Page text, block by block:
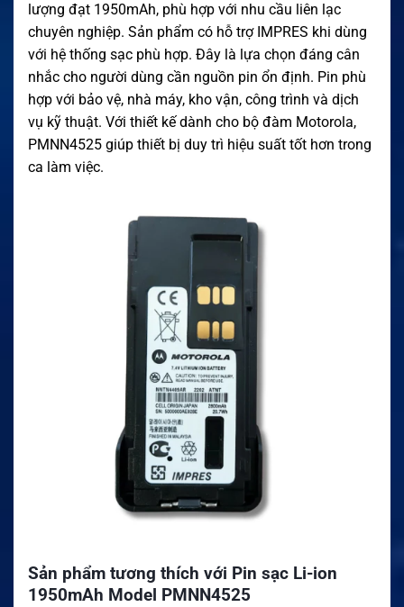
lượng đạt 1950mAh, phù hợp với nhu cầu liên lạc
chuyên nghiệp. Sản phẩm có hỗ trợ IMPRES khi dùng
với hệ thống sạc phù hợp. Đây là lựa chọn đáng cân
nhắc cho người dùng cần nguồn pin ổn định. Pin phù
hợp với bảo vệ, nhà máy, kho vận, công trình và dịch
vụ kỹ thuật. Với thiết kế dành cho bộ đàm Motorola,
PMNN4525 giúp thiết bị duy trì hiệu suất tốt hơn trong
ca làm việc.
Sản phẩm tương thích với Pin sạc Li-ion
1950mAh Model PMNN4525